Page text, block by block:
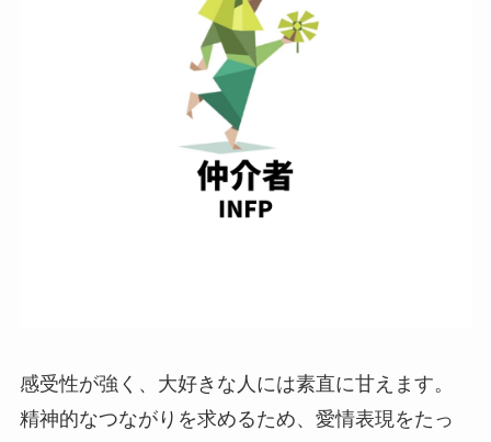
感受性が強く、大好きな人には素直に甘えます。
精神的なつながりを求めるため、愛情表現をたっ